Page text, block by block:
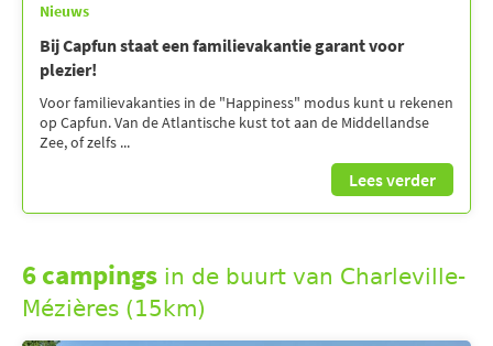
Nieuws
Bij Capfun staat een familievakantie garant voor
plezier!
Voor familievakanties in de "Happiness" modus kunt u rekenen
op Capfun. Van de Atlantische kust tot aan de Middellandse
Zee, of zelfs ...
Lees verder
6 campings in de buurt van Charleville-
Mézières (15km)